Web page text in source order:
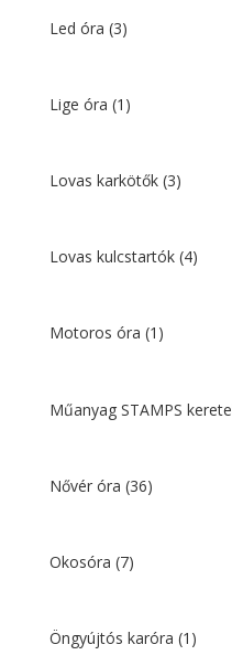
Led óra (3)
Lige óra (1)
Lovas karkötők (3)
Lovas kulcstartók (4)
Motoros óra (1)
Műanyag STAMPS
Nővér óra (36)
Okosóra (7)
Öngyújtós karóra (1)